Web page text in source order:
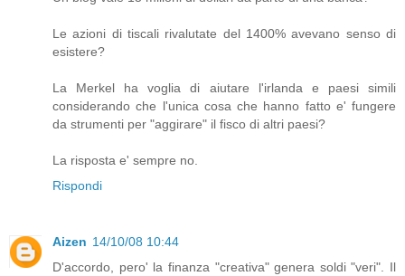
Le azioni di tiscali rivalutate del 1400% avevano senso di
esistere?
La Merkel ha voglia di aiutare l'irlanda e paesi simili
considerando che l'unica cosa che hanno fatto e' fungere
da strumenti per "aggirare" il fisco di altri paesi?
La risposta e' sempre no.
Rispondi
Aizen 14/10/08 10:44
D'accordo, pero' la finanza "creativa" genera soldi "veri". Il